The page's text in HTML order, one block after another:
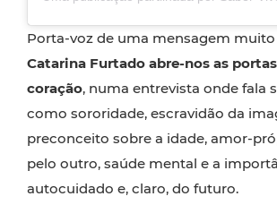
Porta-voz de uma mensagem
Catarina Furtado abre-nos as
coração, numa entrevista onde fala
como sororidade, escravidão da
preconceito sobre a idade, amor-
pelo outro, saúde mental e a
autocuidado e, claro, do futuro.